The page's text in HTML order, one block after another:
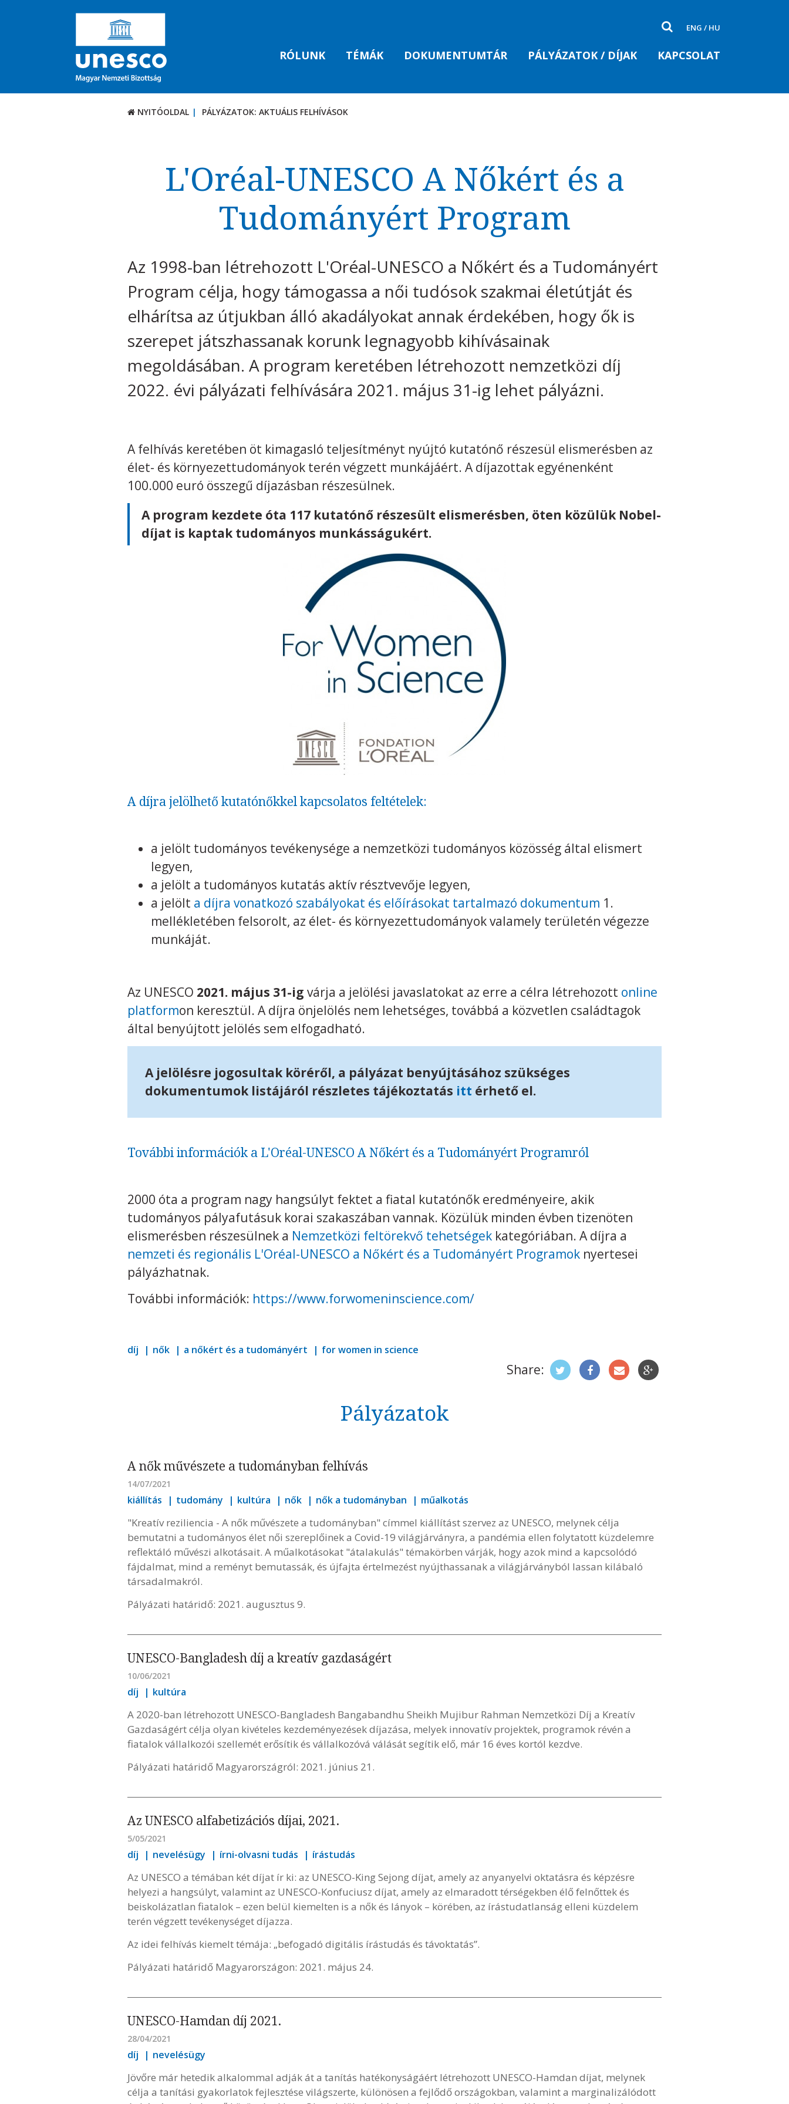
ENG / HU
RÓLUNK TÉMÁK DOKUMENTUMTÁR PÁLYÁZATOK / DÍJAK KAPCSOLAT
PÁLYÁZATOK / DÍJAK
NYITÓOLDAL PÁLYÁZATOK: AKTUÁLIS FELHÍVÁSOK
L'Oréal-UNESCO A Nőkért és a
Tudományért Program
Az 1998-ban létrehozott L'Oréal-UNESCO a Nőkért és a Tudományért
Program célja, hogy támogassa a női tudósok szakmai életútját és
elhárítsa az útjukban álló akadályokat annak érdekében, hogy ők is
szerepet játszhassanak korunk legnagyobb kihívásainak
megoldásában. A program keretében létrehozott nemzetközi díj
2022. évi pályázati felhívására 2021. május 31-ig lehet pályázni.
A felhívás keretében öt kimagasló teljesítményt nyújtó kutatónő részesül elismerésben az
élet- és környezettudományok terén végzett munkájáért. A díjazottak egyénenként
100.000 euró összegű díjazásban részesülnek.
A program kezdete óta 117 kutatónő részesült elismerésben, öten közülük Nobel-
díjat is kaptak tudományos munkásságukért.
A díjra jelölhető kutatónőkkel kapcsolatos feltételek:
a jelölt tudományos tevékenysége a nemzetközi tudományos közösség által elismert
legyen,
a jelölt a tudományos kutatás aktív résztvevője legyen,
a jelölt a díjra vonatkozó szabályokat és előírásokat tartalmazó dokumentum 1.
mellékletében felsorolt, az élet- és környezettudományok valamely területén végezze
munkáját.
Az UNESCO 2021. május 31-ig várja a jelölési javaslatokat az erre a célra létrehozott online
platformon keresztül. A díjra önjelölés nem lehetséges, továbbá a közvetlen családtagok
által benyújtott jelölés sem elfogadható.
A jelölésre jogosultak köréről, a pályázat benyújtásához szükséges
dokumentumok listájáról részletes tájékoztatás itt érhető el.
További információk a L'Oréal-UNESCO A Nőkért és a Tudományért Programról
2000 óta a program nagy hangsúlyt fektet a fiatal kutatónők eredményeire, akik
tudományos pályafutásuk korai szakaszában vannak. Közülük minden évben tizenöten
elismerésben részesülnek a Nemzetközi feltörekvő tehetségek kategóriában. A díjra a
nemzeti és regionális L'Oréal-UNESCO a Nőkért és a Tudományért Programok nyertesei
pályázhatnak.
További információk: https://www.forwomeninscience.com/
díj nők a nőkért és a tudományért for women in science
Share:
Pályázatok
A nők művészete a tudományban felhívás
14/07/2021
kiállítás tudomány kultúra nők nők a tudományban műalkotás
"Kreatív reziliencia - A nők művészete a tudományban" címmel kiállítást szervez az UNESCO, melynek célja
bemutatni a tudományos élet női szereplőinek a Covid-19 világjárványra, a pandémia ellen folytatott küzdelemre
reflektáló művészi alkotásait. A műalkotásokat "átalakulás" témakörben várják, hogy azok mind a kapcsolódó
fájdalmat, mind a reményt bemutassák, és újfajta értelmezést nyújthassanak a világjárványból lassan kilábaló
társadalmakról.
Pályázati határidő: 2021. augusztus 9.
UNESCO-Bangladesh díj a kreatív gazdaságért
10/06/2021
díj kultúra
A 2020-ban létrehozott UNESCO-Bangladesh Bangabandhu Sheikh Mujibur Rahman Nemzetközi Díj a Kreatív
Gazdaságért célja olyan kivételes kezdeményezések díjazása, melyek innovatív projektek, programok révén a
fiatalok vállalkozói szellemét erősítik és vállalkozóvá válását segítik elő, már 16 éves kortól kezdve.
Pályázati határidő Magyarországról: 2021. június 21.
Az UNESCO alfabetizációs díjai, 2021.
5/05/2021
díj nevelésügy írni-olvasni tudás írástudás
Az UNESCO a témában két díjat ír ki: az UNESCO-King Sejong díjat, amely az anyanyelvi oktatásra és képzésre
helyezi a hangsúlyt, valamint az UNESCO-Konfuciusz díjat, amely az elmaradott térségekben élő felnőttek és
beiskolázatlan fiatalok – ezen belül kiemelten is a nők és lányok – körében, az írástudatlanság elleni küzdelem
terén végzett tevékenységet díjazza.
Az idei felhívás kiemelt témája: „befogadó digitális írástudás és távoktatás”.
Pályázati határidő Magyarországon: 2021. május 24.
UNESCO-Hamdan díj 2021.
28/04/2021
díj nevelésügy
Jövőre már hetedik alkalommal adják át a tanítás hatékonyságáért létrehozott UNESCO-Hamdan díjat, melynek
célja a tanítási gyakorlatok fejlesztése világszerte, különösen a fejlődő országokban, valamint a marginalizálódott